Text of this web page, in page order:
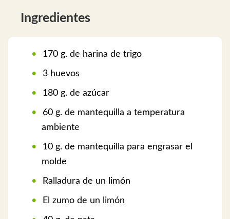
Ingredientes
170 g. de harina de trigo
3 huevos
180 g. de azúcar
60 g. de mantequilla a temperatura
ambiente
10 g. de mantequilla para engrasar el
molde
Ralladura de un limón
El zumo de un limón